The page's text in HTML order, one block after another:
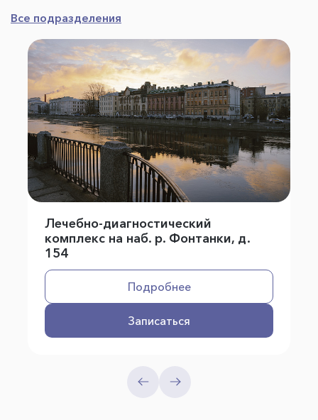
Все подразделения
Лечебно-диагностический
комплекс на наб. р. Фонтанки, д.
154
Подробнее
Записаться